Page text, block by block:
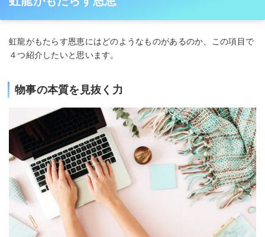
虹龍がもたらす恩恵にはどのようなものがあるのか、この項目で
４つ紹介したいと思います。
物事の本質を見抜く力